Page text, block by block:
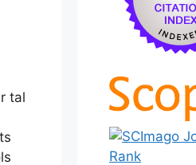
tal